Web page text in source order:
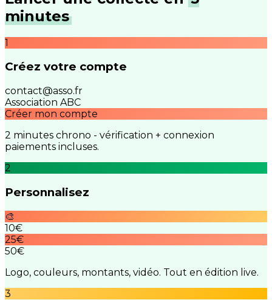
minutes
1
Créez votre compte
contact@asso.fr
Association ABC
Créer mon compte
2 minutes chrono - vérification + connexion
paiements incluses.
2
Personnalisez
🎨
10€
25€
50€
Logo, couleurs, montants, vidéo. Tout en édition live.
3